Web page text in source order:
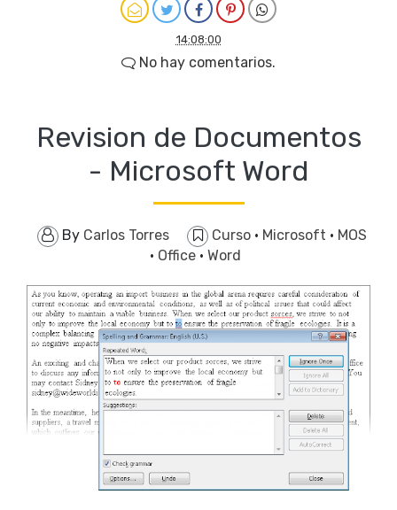
14:08:00
No hay comentarios.
Revision de Documentos
- Microsoft Word
By Carlos Torres Curso · Microsoft · MOS
· Office · Word